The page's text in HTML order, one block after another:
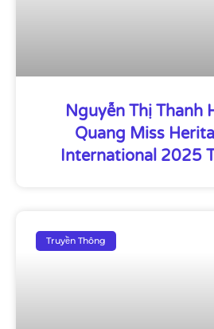
Nguyễn Thị Thanh
Quang Miss
International 2025
Truyền Thông